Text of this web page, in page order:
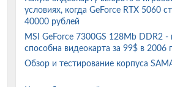
условиях, когда GeForce RTX 5060
40000 рублей
MSI GeForce 7300GS 128Mb DDR2 -
способна видеокарта за 99$ в 2006
Обзор и тестирование корпуса